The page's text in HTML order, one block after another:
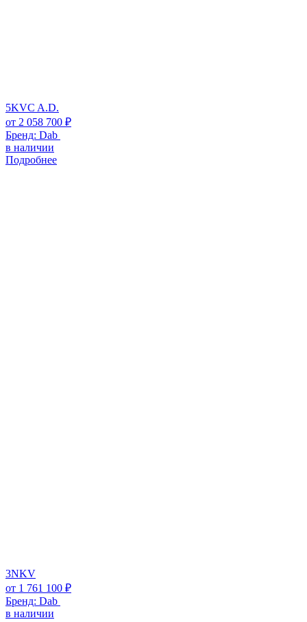
5KVC A.D.
от 2 058 700 ₽
Бренд: Dab
в наличии
Подробнее
3NKV
от 1 761 100 ₽
Бренд: Dab
в наличии